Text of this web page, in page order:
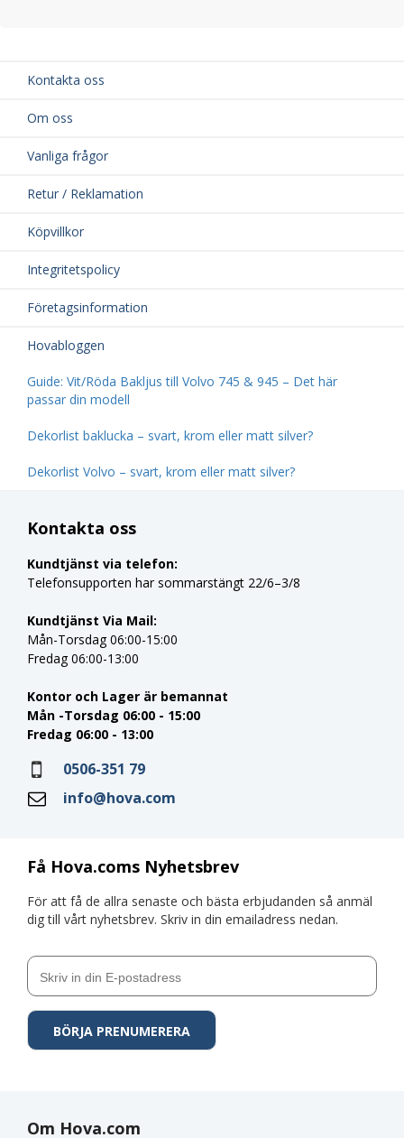
Kontakta oss
Om oss
Vanliga frågor
Retur / Reklamation
Köpvillkor
Integritetspolicy
Företagsinformation
Hovabloggen
Guide: Vit/Röda Bakljus till Volvo 745 & 945 – Det här
passar din modell
Dekorlist baklucka – svart, krom eller matt silver?
Dekorlist Volvo – svart, krom eller matt silver?
Få Hova.coms Nyhetsbrev
För att få de allra senaste och bästa erbjudanden så anmäl
dig till vårt nyhetsbrev. Skriv in din emailadress nedan.
Kontakta oss
Kundtjänst via telefon:
Telefonsupporten har sommarstängt 22/6–3/8
Kundtjänst Via Mail:
Mån-Torsdag 06:00-15:00
Fredag 06:00-13:00
Kontor och Lager är bemannat
Mån -Torsdag 06:00 - 15:00
Fredag 06:00 - 13:00
0506-351 79
info@hova.com
Om Hova.com